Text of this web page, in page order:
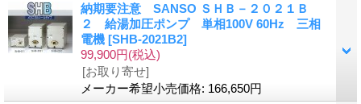
納期要注意 SANSO ＳＨＢ－２０２１Ｂ
２ 給湯加圧ポンプ 単相100V 60Hz 三相
電機 [SHB-2021B2]
99,900円(税込)
[お取り寄せ]
メーカー希望小売価格: 166,650円